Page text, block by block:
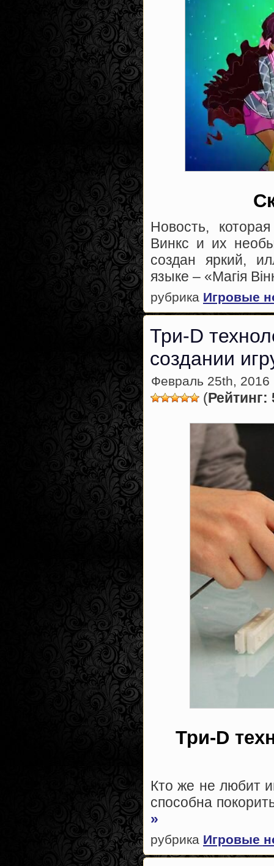
Новость,
Винкс и их
создан яркий,
языке – «Магія
рубрика Игровые
Три-D
создании
Февраль 25th, 2016
(Рейтинг:
Три-D
Кто же не любит
способна
»
рубрика Игровые